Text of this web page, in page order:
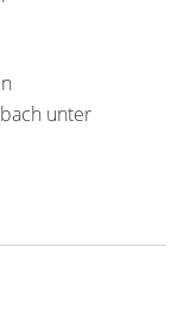
unter